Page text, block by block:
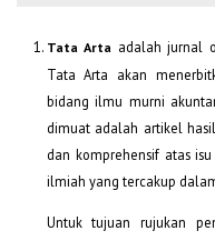
Tata Arta adalah jurnal
Tata Arta akan
bidang ilmu murni
dimuat adalah artikel
dan komprehensif atas
ilmiah yang tercakup
Untuk tujuan rujukan